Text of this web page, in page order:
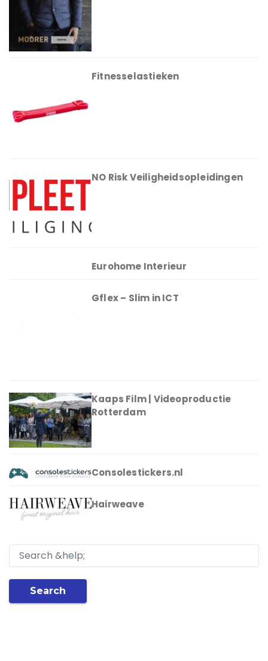
Fitnesselastieken
NO Risk Veiligheidsopleidingen
Eurohome Interieur
Gflex – Slim in ICT
Kaaps Film | Videoproductie
Rotterdam
Consolestickers.nl
Hairweave
Search